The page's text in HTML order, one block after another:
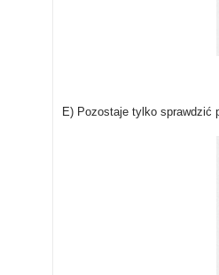
E) Pozostaje tylko sprawdzić